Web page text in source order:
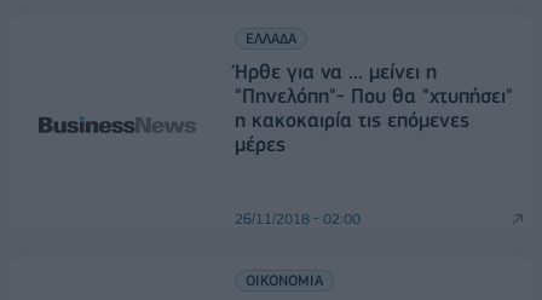
ΕΛΛΑΔΑ
Ήρθε για να ... μείνει η
"Πηνελόπη"- Που θα "χτυπήσει"
η κακοκαιρία τις επόμενες
μέρες
26/11/2018 - 02:00
ΟΙΚΟΝΟΜΙΑ